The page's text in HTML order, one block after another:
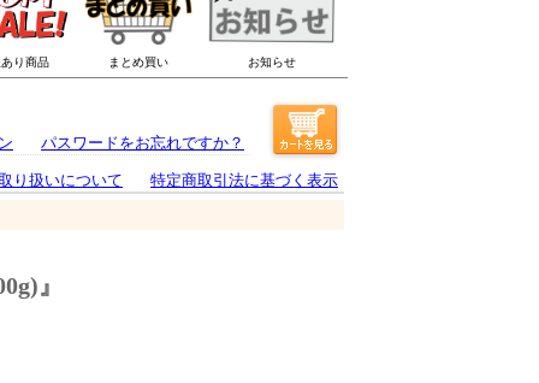
パスワードをお忘れですか？
り扱いについて 特定商取引法に基づく表示
』